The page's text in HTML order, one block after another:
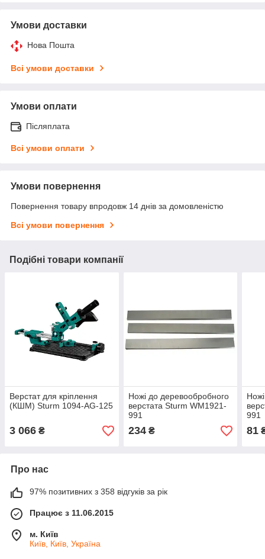
Умови доставки
Нова Пошта
Всі умови доставки
Умови оплати
Післяплата
Всі умови оплати
Умови повернення
Повернення товару впродовж 14 днів за домовленістю
Всі умови повернення
Подібні товари компанії
Верстат для кріплення
(КШМ) Sturm 1094-AG-125
3 066 ₴
Ножі до деревообробного
верстата Sturm WM1921-
991
234₴
991
81
Про нас
97% позитивних з 358 відгуків за рік
Працює з 11.06.2015
м. Київ
Київ, Київ, Україна